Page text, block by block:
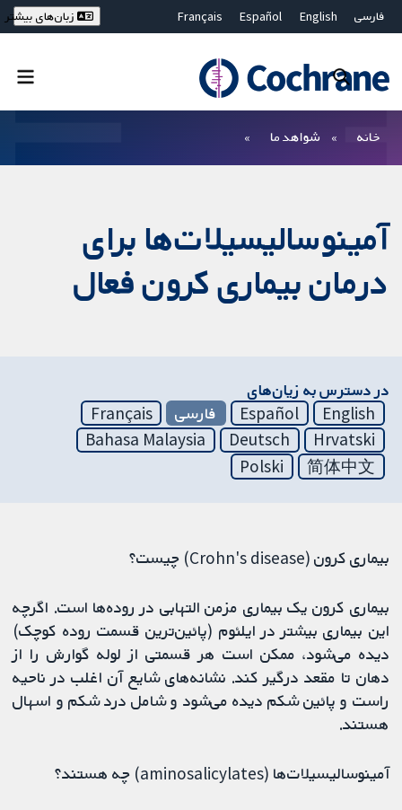
فارسی English
Español
Français
Bahasa Malaysia
ไทย
繁體中文
زبان‌های بیشتر
خانه شواهد ما
آمینوسالیسیلات‌ها برای
درمان بیماری کرون فعال
در دسترس به زیان‌های
English
Español فارسی
Français
Hrvatski
Deutsch
Bahasa Malaysia
简体中文
Polski
بیماری کرون (Crohn's disease) چیست؟
بیماری کرون یک بیماری مزمن التهابی در روده‌ها است. اگرچه
این بیماری بیشتر در ایلئوم (پائین‌ترین قسمت روده کوچک)
دیده می‌شود، ممکن است هر قسمتی از لوله گوارش را از
دهان تا مقعد درگیر کند. نشانه‌های شایع آن اغلب در ناحیه
راست و پائین شکم دیده می‌شود و شامل درد شکم و اسهال
هستند.
آمینوسالیسیلات‌ها (aminosalicylates) چه هستند؟